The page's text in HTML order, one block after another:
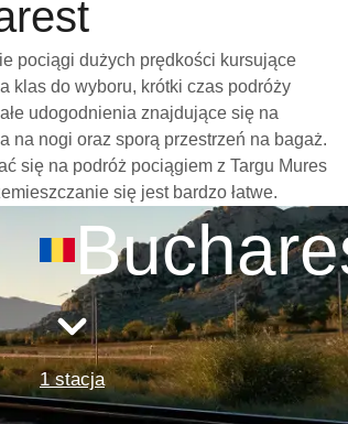
pociągi dużych prędkości kursujące
klas do wyboru, krótki czas podróży
udogodnienia znajdujące się na
na nogi oraz sporą przestrzeń na bagaż.
się na podróż pociągiem z Targu Mures
się jest bardzo łatwe.
1 stacja